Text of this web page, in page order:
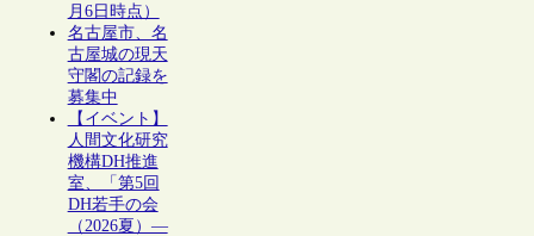
月6日時点）
名古屋市、名
古屋城の現天
守閣の記録を
募集中
【イベント】
人間文化研究
機構DH推進
室、「第5回
DH若手の会
（2026夏）―